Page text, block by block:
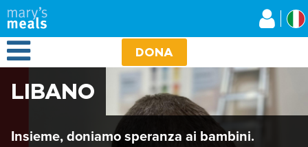
Salta
al
contenuto
principale
Open Menu DONA
LIBANO
Insieme, doniamo speranza ai bambini.